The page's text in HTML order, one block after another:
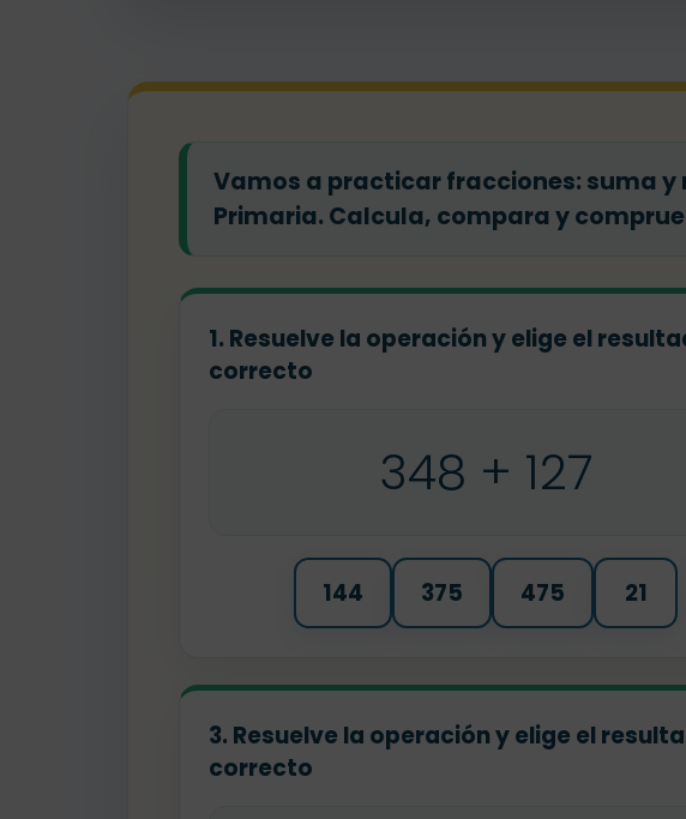
Vamos a practicar fracciones: suma
Primaria. Calcula, compara y
1. Resuelve la operación y elige el
correcto
348 + 127
144 375 475 21
3. Resuelve la operación y elige el
correcto